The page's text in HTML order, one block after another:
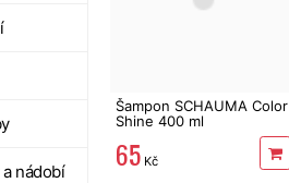
nádobí
Šampon SCHAUMA Color
Shine 400 ml
65 Kč